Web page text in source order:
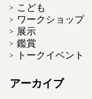
こども
ワークショップ
展示
鑑賞
トークイベント
アーカイブ